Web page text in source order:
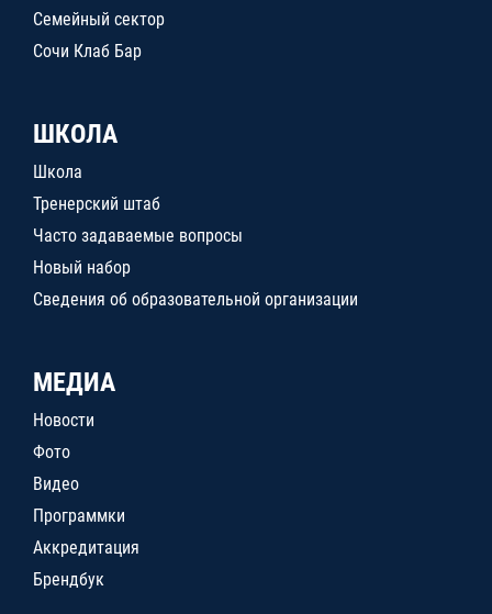
Семейный сектор
Сочи Клаб Бар
ШКОЛА
Школа
Тренерский штаб
Часто задаваемые вопросы
Новый набор
Сведения об образовательной организации
МЕДИА
Новости
Фото
Видео
Программки
Аккредитация
Брендбук